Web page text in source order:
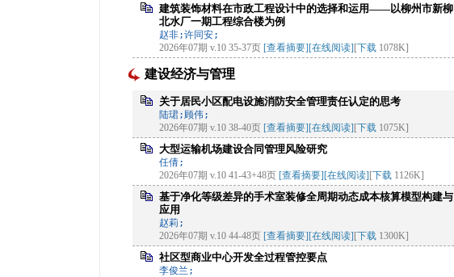
建筑装饰材料在市政工程设计中的选择和运用——以柳州市新柳
北水厂一期工程综合楼为例
赵非;许同安;
2026年07期 v.10 35-37页 [查看摘要][在线阅读] [下载 1078K]
建设经济与管理
关于居民小区配电设施消防安全管理责任认定的思考
陆珺;顾伟;
2026年07期 v.10 38-40页 [查看摘要][在线阅读] [下载 1075K]
大型运输机场建设合同管理风险研究
任倩;
2026年07期 v.10 41-43+48页 [查看摘要][在线阅读] [下载 1126K]
基于净化等级差异的手术室装修全周期动态成本核算模型构建与
应用
赵莉;
2026年07期 v.10 44-48页 [查看摘要][在线阅读] [下载 1300K]
社区型商业中心开发全过程管控要点
李俊兰;